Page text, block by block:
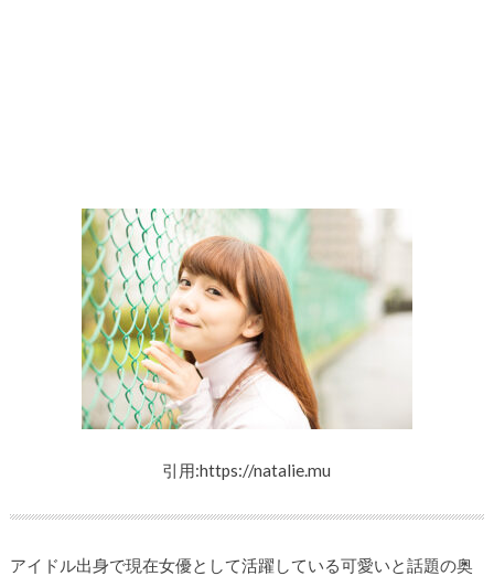
引用:https://natalie.mu
アイドル出身で現在女優として活躍している可愛いと話題の奥